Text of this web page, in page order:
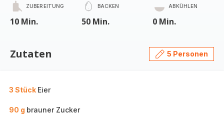
ZUBEREITUNG
10 Min.
BACKEN
50 Min.
ABKÜHLEN
0 Min.
Zutaten 5 Personen
3 Stück Eier
90 g brauner Zucker